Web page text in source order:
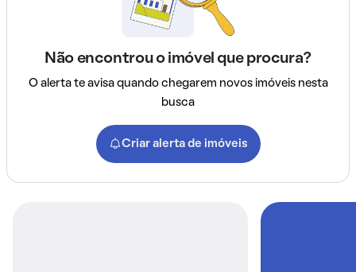
Não encontrou o imóvel que procura?
O alerta te avisa quando chegarem novos imóveis nesta
busca
Criar alerta de imóveis